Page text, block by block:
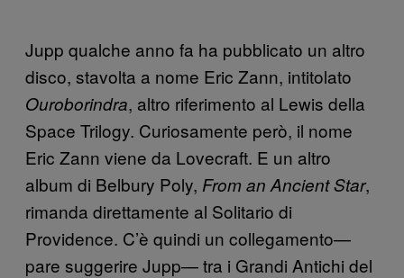
Jupp qualche anno fa ha pubblicato un altro
disco, stavolta a nome Eric Zann, intitolato
Ouroborindra, altro riferimento al Lewis della
Space Trilogy. Curiosamente però, il nome
Eric Zann viene da Lovecraft. E un altro
album di Belbury Poly, From an Ancient Star,
rimanda direttamente al Solitario di
Providence. C’è quindi un collegamento—
pare suggerire Jupp— tra i Grandi Antichi del